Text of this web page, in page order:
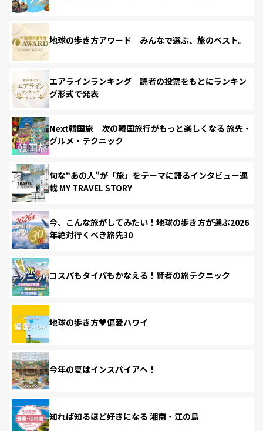
地球の歩き方アワード みんなで選ぶ、旅のベスト。
エアラインランキング 読者の投票をもとにランキン
グ形式で発表
Next韓国旅 次の韓国旅行がもっと楽しくなる 旅先・
グルメ・テクニック
旬な“あの人”が「旅」をテーマに語るインタビュー連
載 MY TRAVEL STORY
今、こんな旅がしてみたい！地球の歩き方が選ぶ2026
年絶対行くべき旅先30
コスパもタイパもかなえる！賢者の旅テクニック
地球の歩き方♥偏愛ハワイ
今年の夏はインスパイアへ！
知れば知るほど好きになる 湘南・江の島